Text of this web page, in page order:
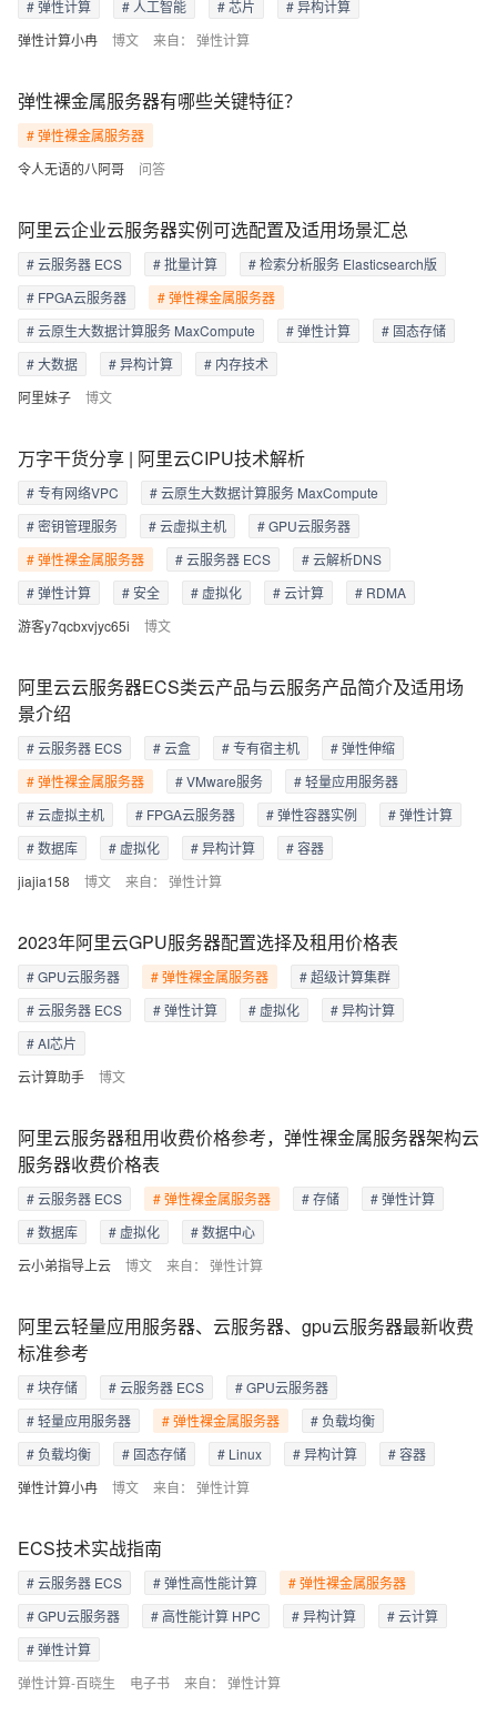
弹性计算小冉 博文 来自： 弹性计算
# 弹性计算
# 人工智能 # 芯片 # 异构计算
令人无语的八阿哥 问答
弹性裸金属服务器有哪些关键特征？
# 弹性裸金属服务器
阿里妹子 博文
阿里云企业云服务器实例可选配置及适用场景汇总
# 云服务器 ECS # 批量计算
# 检索分析服务 Elasticsearch版
# FPGA云服务器
# 弹性裸金属服务器
# 云原生大数据计算服务 MaxCompute
# 弹性计算
# 固态存储
# 大数据
# 异构计算 # 内存技术
游客y7qcbxvjyc65i 博文
万字干货分享 | 阿里云CIPU技术解析
# 专有网络VPC
# 云原生大数据计算服务 MaxCompute
# 密钥管理服务
# 云虚拟主机
# GPU云服务器
# 弹性裸金属服务器
# 云服务器 ECS
# 云解析DNS
# 弹性计算
# 安全 # 虚拟化 # 云计算 # RDMA
jiajia158 博文 来自： 弹性计算
阿里云云服务器ECS类云产品与云服务产品简介及适用场
景介绍
# 云服务器 ECS # 云盒 # 专有宿主机
# 弹性伸缩
# 弹性裸金属服务器
# VMware服务
# 轻量应用服务器
# 云虚拟主机
# FPGA云服务器 # 弹性容器实例
# 弹性计算
# 数据库
# 虚拟化 # 异构计算 # 容器
云计算助手 博文
2023年阿里云GPU服务器配置选择及租用价格表
# GPU云服务器 # 弹性裸金属服务器
# 超级计算集群
# 云服务器 ECS
# 弹性计算 # 虚拟化
# 异构计算
# AI芯片
云小弟指导上云 博文 来自： 弹性计算
阿里云服务器租用收费价格参考，弹性裸金属服务器架构云
服务器收费价格表
# 云服务器 ECS # 弹性裸金属服务器 # 存储
# 弹性计算
# 数据库
# 虚拟化 # 数据中心
弹性计算小冉 博文 来自： 弹性计算
阿里云轻量应用服务器、云服务器、gpu云服务器最新收费
标准参考
# 块存储 # 云服务器 ECS
# GPU云服务器
# 轻量应用服务器
# 弹性裸金属服务器
# 负载均衡
# 负载均衡
# 固态存储 # Linux # 异构计算 # 容器
弹性计算-百晓生 电子书 来自： 弹性计算
ECS技术实战指南
# 云服务器 ECS # 弹性高性能计算
# 弹性裸金属服务器
# GPU云服务器
# 高性能计算 HPC # 异构计算
# 云计算
# 弹性计算